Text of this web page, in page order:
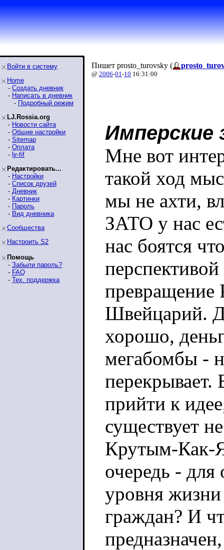
Войти в систему
Home
- Создать дневник
- Написать в дневник
- Подробный режим
LJ.Rossia.org
- Новости сайта
- Общие настройки
- Sitemap
- Оплата
- ljr-fif
Редактировать...
- Настройки
- Список друзей
- Дневник
- Картинки
- Пароль
- Вид дневника
Сообщества
Настроить S2
Помощь
- Забыли пароль?
- FAQ
- Тех. поддержка
Пишет prosto_turovsky (
@ 2006-01-10 16:31:00
Имперские
Мне вот
такой ход
мы не ахти,
ЗАТО у нас
нас боятся
перспективой
превращение
Швейцарий.
хорошо,
мегабомбы -
перекрывает.
прийти к
существует
Крутым-Как-
очередь - для
уровня
граждан? И